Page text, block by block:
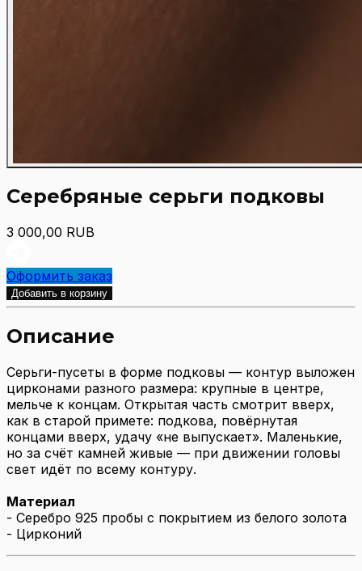
Серебряные серьги подковы
3 000,00 RUB
Оформить заказ
Добавить в корзину
Описание
Серьги-пусеты в форме подковы — контур выложен
цирконами разного размера: крупные в центре,
мельче к концам. Открытая часть смотрит вверх,
как в старой примете: подкова, повёрнутая
концами вверх, удачу «не выпускает». Маленькие,
но за счёт камней живые — при движении головы
свет идёт по всему контуру.
Материал
- Серебро 925 пробы с покрытием из белого золота
- Цирконий